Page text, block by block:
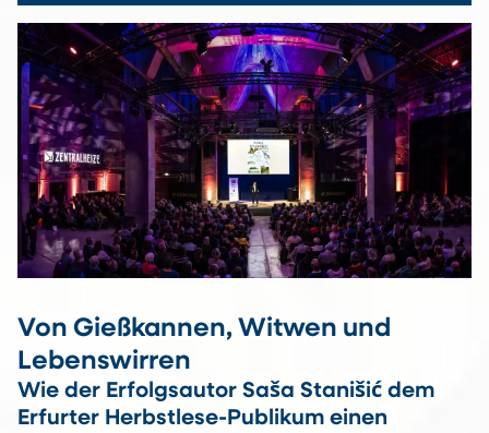
Von Gießkannen, Witwen und
Lebenswirren
Wie der Erfolgsautor Saša Stanišić dem
Erfurter Herbstlese-Publikum einen